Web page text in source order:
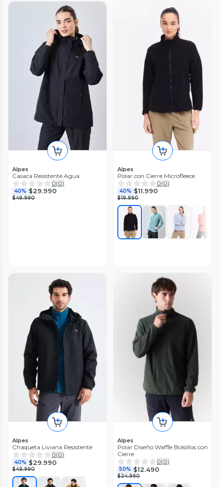
Alpes
Casaca Resistente Agua
0(0)
40% $29.990
$49.990
Alpes
Polar con Cierre Microfleece
0(0)
40% $11.990
$19.990
Alpes
Chaqueta Liviana Resistente
0(0)
40% $29.990
$49.990
Alpes
Polar Diseño Waffle Bolsillos con
Cierre
0(0)
50% $12.490
$24.990